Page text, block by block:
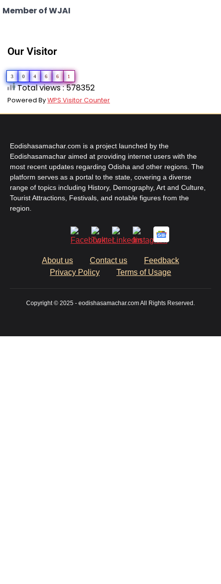
Member of WJAI
Our Visitor
3 0 4 6 6 1
Total views : 578352
Powered ByWPS Visitor Counter
Eodishasamachar.com is a project launched by the
Eodishasamachar aimed at providing internet users with the
most recent updates regarding Odisha and other regions. The
platform serves as a portal to the state, covering a diverse
range of topics including History, Demography, Art and Culture,
Tourist Attractions, Festivals, and notable figures from the
region.
About us Contact us
Feedback
Privacy Policy
Terms of Usage
Copyright © 2025 - eodishasamachar.com All Rights Reserved.